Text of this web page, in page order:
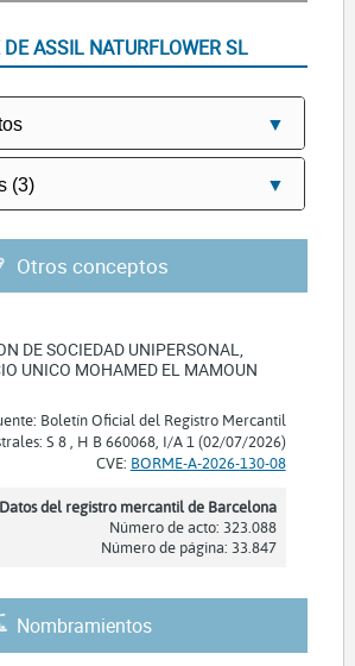
ASSIL NATURFLOWER SL
Otros conceptos
DE SOCIEDAD UNIPERSONAL,
UNICO MOHAMED EL MAMOUN
Boletín Oficial del Registro Mercantil
S 8 , H B 660068, I/A 1 (02/07/2026)
CVE: BORME-A-2026-130-08
Datos del registro mercantil de Barcelona
Número de acto: 323.088
Número de página: 33.847
Nombramientos